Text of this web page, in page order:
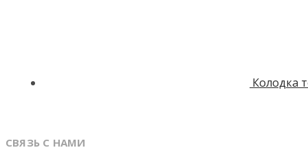
Колодка
СВЯЗЬ С НАМИ